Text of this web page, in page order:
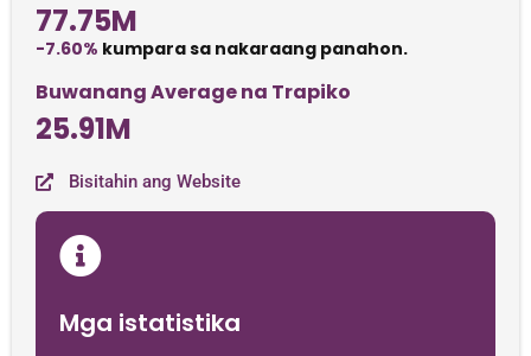
77.75M
-7.60% kumpara sa nakaraang panahon.
Buwanang Average na Trapiko
25.91M
Bisitahin ang Website
Mga istatistika